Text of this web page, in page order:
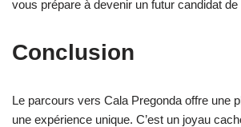
vous prépare à devenir un futur candidat de
Conclusion
Le parcours vers Cala Pregonda offre une
une expérience unique. C’est un joyau